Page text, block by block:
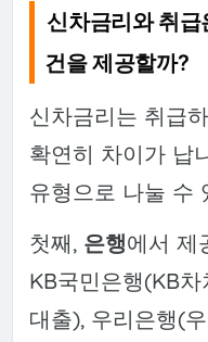
신차금리와 취
건을 제공할까?
신차금리는 취급
확연히 차이가 납
유형으로 나눌 수
첫째, 은행에서 제
KB국민은행(KB
대출), 우리은행(